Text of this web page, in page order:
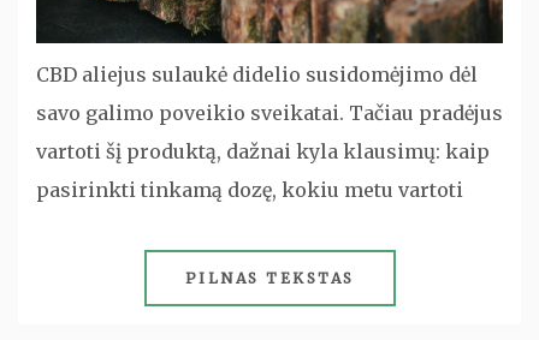
CBD aliejus sulaukė didelio susidomėjimo dėl
savo galimo poveikio sveikatai. Tačiau pradėjus
vartoti šį produktą, dažnai kyla klausimų: kaip
pasirinkti tinkamą dozę, kokiu metu vartoti
PILNAS TEKSTAS